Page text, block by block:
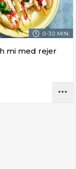
0-30 MIN.
mi med rejer